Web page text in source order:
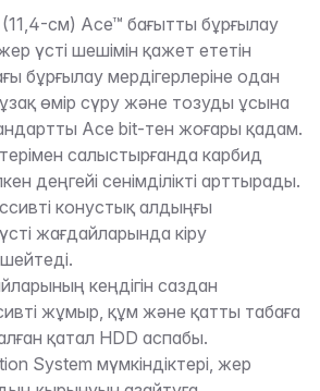
см) Ace™ бағытты бұрғылау
үсті шешімін қажет ететін
бұрғылау мердігерлеріне одан
ұзақ өмір сүру және тозуды ұсына
Ace bit-тен жоғары қадам.
салыстырғанда карбид
деңгейі сенімділікті арттырады.
конустық алдыңғы
жағдайларында кіру
кеңдігін саздан
жұмыр, құм және қатты табаға
қатал HDD аспабы.
System мүмкіндіктері, жер